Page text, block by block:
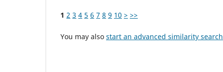
1 2 3 4 5 6 7 8 9 10 > >>
You may also start an advanced similarity search